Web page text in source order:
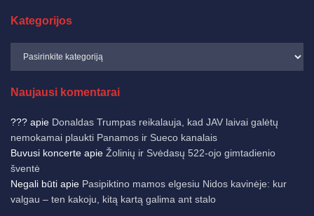
Kategorijos
Naujausi komentarai
??? apie Donaldas Trumpas reikalauja, kad JAV laivai galėtų
nemokamai plaukti Panamos ir Sueco kanalais
Buvusi koncerte apie Žolinių ir Svėdasų 522-ojo gimtadienio
šventė
Negali būti apie Pasipiktino mamos elgesiu Nidos kavinėje: kur
valgau – ten kakoju, kitą kartą galima ant stalo